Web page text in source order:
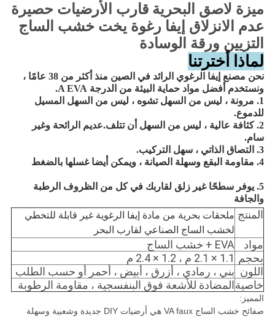
ميزة لاصق البحرية قارب الأرضيات حصيرة
عدم الانزلاق إيفا رغوة يخت خشب الساج
التزيين ورقة الوسادة
لماذا أخترتنا
نحن مصنع إيفا الرغوي الرائد في الصين منذ أكثر من 38 عامًا ،
ونستخدم أفضل مواد حماية البيئة من الدرجة A EVA.
1. مرونة ، ليس من السهل تشوه ، ليس من السهل المسيل
للدموع.
2. كثافة عالية ، ليس من السهل أن تتلف.عديم الرائحة وغير
سام.
3. التصاق الذاتي ، سهل التركيب.
4. مقاومة البقع وسهلة الصيانة ، ويمكن أيضا غسلها بالضغط
5. يوفر سطحًا غير زلق لقاربك في كل من الظروف الرطبة
والجافة
المنتج ملحقات بحرية من مادة إيفا الرغوية غير قابلة للتخطي
لخشب الساج الصناعي لقارب البحر
مواد
EVA + خشب الساج
بحجم 1.1 × 2.1 م ، 1.2 × 2.4 م
اللون بني ، رمادي ، أزرق ، أبيض ، أحمر أو حسب الطلب
خاصيةالمضادة للأشعة فوق البنفسجية ، مقاومة الرطوبة
المميز:
صفائح خشب الساج VA faux هي أرضيات DIY جديدة وشعبية وسهلة